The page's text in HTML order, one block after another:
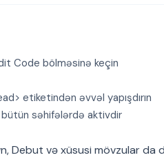
Code bölməsinə keçin
etiketindən əvvəl yapışdırın
bütün səhifələrdə aktivdir
Debut və xüsusi mövzular da